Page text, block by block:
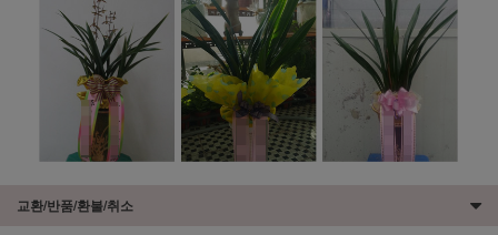
교환/반품/환불/취소